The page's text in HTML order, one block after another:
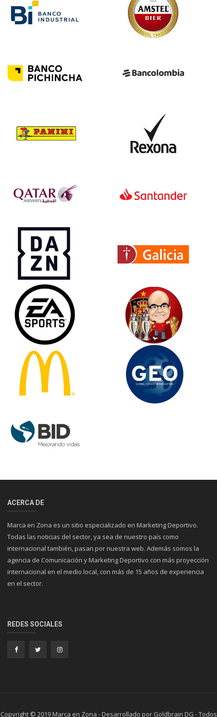
ACERCA DE
Marca en Zona es un sitio especializado en Marketing Deportivo.
Todas las noticias del sector, ya sea de nuestro país como
internacional también, pasan por nuestra web. Además somos la
agencia de Comunicación y Marketing Deportivo con más proyección
internacional en el medio local, con más de 15 años de experiencia
en el sector.
REDES SOCIALES
Copyright © 2019 Marca en Zona - Desarrollado por Goldbrain DG - Todos